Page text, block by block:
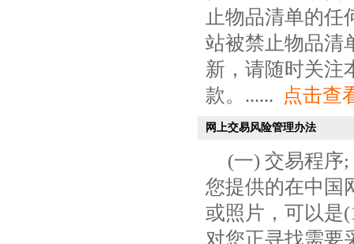
止物品清单的任
站被禁止物品清
新，请随时关注
款。...... 点击查
网上交易风险管理办法
(一) 交易程序
您提供的在中国
或照片，可以是
对您正寻找需要